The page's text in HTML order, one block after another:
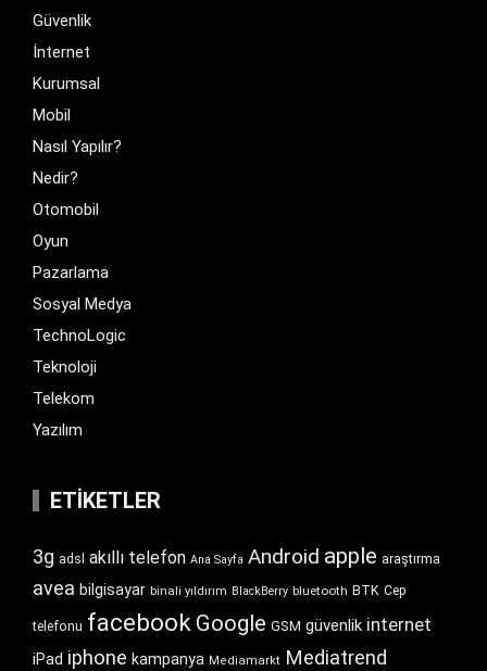
Güvenlik
İnternet
Kurumsal
Mobil
Nasıl Yapılır?
Nedir?
Otomobil
Oyun
Pazarlama
Sosyal Medya
TechnoLogic
Teknoloji
Telekom
Yazılım
ETIKETLER
3g adsl akıllı telefon Ana Sayfa Android apple araştırma
avea bilgisayar binali yıldırım BlackBerry bluetooth BTK Cep
telefonu facebook Google GSM güvenlik internet
iPad iphone kampanya Mediamarkt Mediatrend